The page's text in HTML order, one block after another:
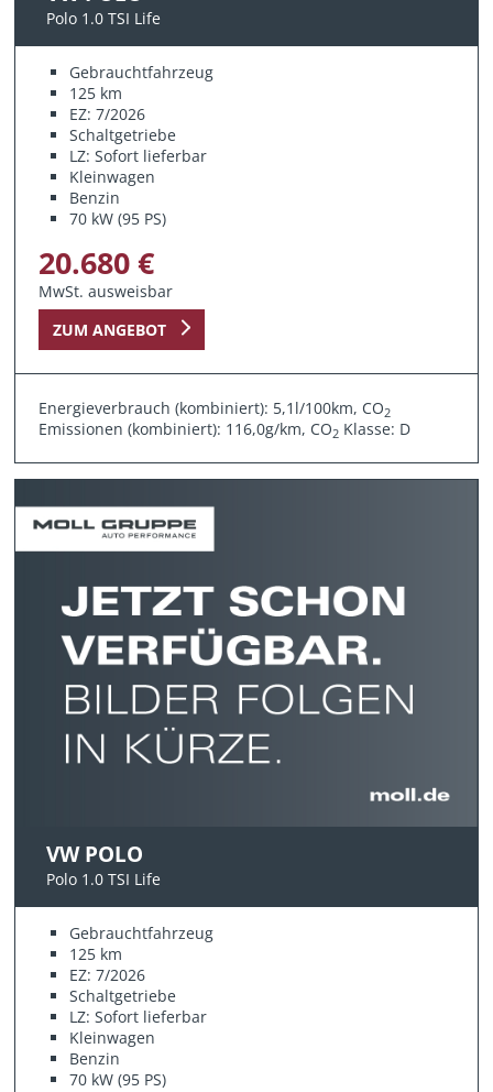
Polo 1.0 TSI Life
Gebrauchtfahrzeug
125 km
EZ: 7/2026
Schaltgetriebe
LZ: Sofort lieferbar
Kleinwagen
Benzin
70 kW (95 PS)
20.680 €
MwSt. ausweisbar
ZUM ANGEBOT
Energieverbrauch (kombiniert): 5,1l/100km, CO2
Emissionen (kombiniert): 116,0g/km, CO2 Klasse: D
VW POLO
Polo 1.0 TSI Life
Gebrauchtfahrzeug
125 km
EZ: 7/2026
Schaltgetriebe
LZ: Sofort lieferbar
Kleinwagen
Benzin
70 kW (95 PS)